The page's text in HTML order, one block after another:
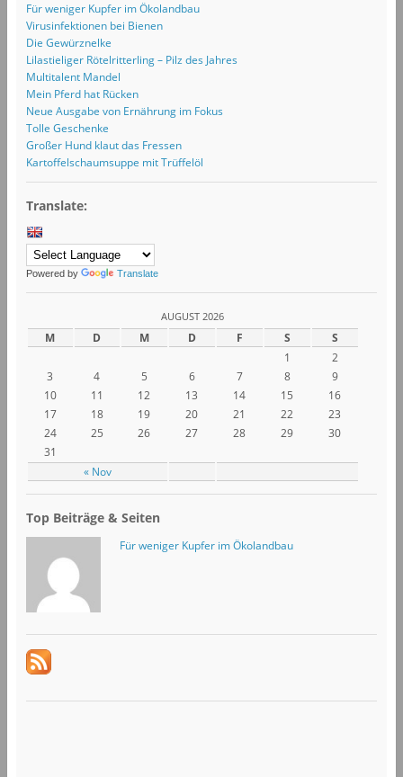
Für weniger Kupfer im Ökolandbau
Virusinfektionen bei Bienen
Die Gewürznelke
Lilastieliger Rötelritterling – Pilz des Jahres
Multitalent Mandel
Mein Pferd hat Rücken
Neue Ausgabe von Ernährung im Fokus
Tolle Geschenke
Großer Hund klaut das Fressen
Kartoffelschaumsuppe mit Trüffelöl
Translate:
Powered by Translate
AUGUST 2026
M D M D F S S
« Nov
1
2
3
4 5 6 7 8
9
10
11 12 13 14 15
16
17
18 19 20 21 22
23
24
25 26 27 28 29
30
31
Top Beiträge & Seiten
Für weniger Kupfer im Ökolandbau